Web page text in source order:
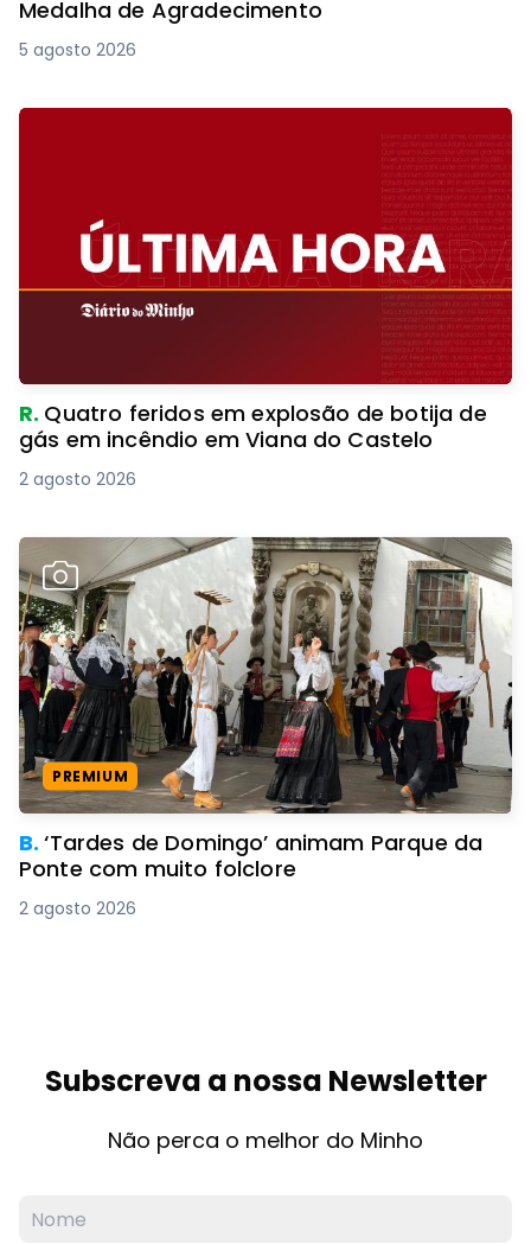
Medalha de Agradecimento
5 agosto 2026
R. Quatro feridos em explosão de botija de
gás em incêndio em Viana do Castelo
2 agosto 2026
PREMIUM
B.‘Tardes de Domingo’ animam Parque da
Ponte com muito folclore
2 agosto 2026
Subscreva a nossa Newsletter
Não perca o melhor do Minho